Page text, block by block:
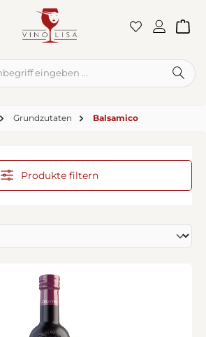
Grundzutaten Balsamico
Produkte filtern